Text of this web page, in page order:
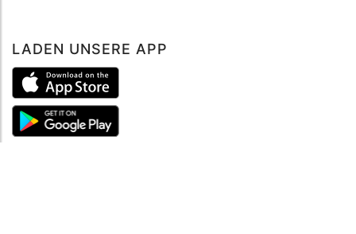
LADEN UNSERE APP